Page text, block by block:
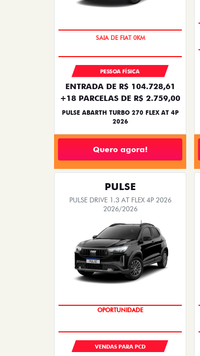
OPORTUNIDADE
PESSOA FÍSICA
ENTRADA DE R$ 104.728,61
+18 PARCELAS DE R$ 2.759,00
PULSE ABARTH TURBO 270 FLEX AT 4P
2026
Quero agora!
PULSE
PULSE DRIVE 1.3 AT FLEX 4P 2026
2026/2026
OPORTUNIDADE
VENDAS PARA PCD